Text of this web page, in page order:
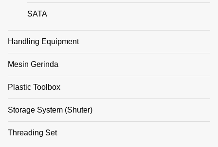
SATA
Handling Equipment
Mesin Gerinda
Plastic Toolbox
Storage System (Shuter)
Threading Set